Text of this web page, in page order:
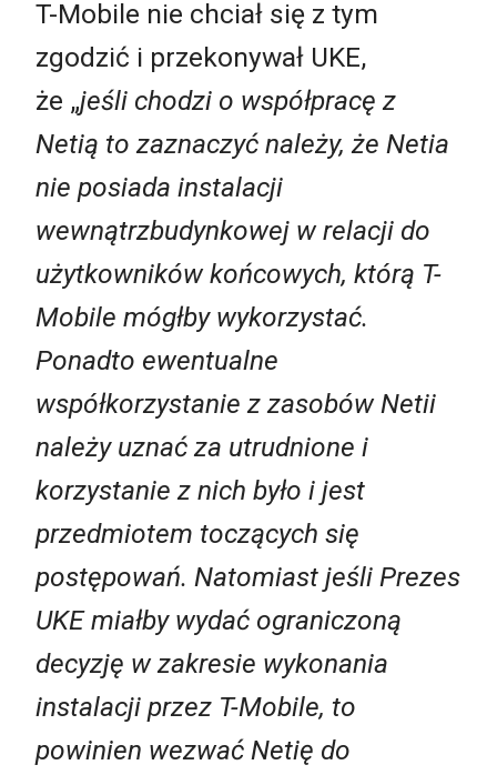
T-Mobile nie chciał się z tym
zgodzić i przekonywał UKE,
że „jeśli chodzi o współpracę z
Netią to zaznaczyć należy, że Netia
nie posiada instalacji
wewnątrzbudynkowej w relacji do
użytkowników końcowych, którą T-
Mobile mógłby wykorzystać.
Ponadto ewentualne
współkorzystanie z zasobów Netii
należy uznać za utrudnione i
korzystanie z nich było i jest
przedmiotem toczących się
postępowań. Natomiast jeśli Prezes
UKE miałby wydać ograniczoną
decyzję w zakresie wykonania
instalacji przez T-Mobile, to
powinien wezwać Netię do